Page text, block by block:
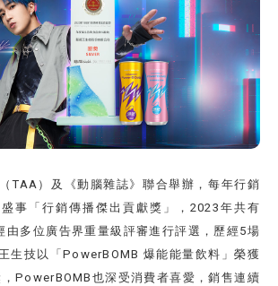
TAA）及《動腦雜誌》聯合舉辦，每年行銷
事「行銷傳播傑出貢獻獎」，2023年共有
由多位廣告界重量級評審進行評選，歷經5場
生技以「PowerBOMB 爆能能量飲料」榮獲
PowerBOMB也深受消費者喜愛，銷售連續